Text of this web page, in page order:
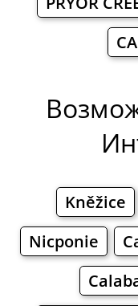
Kněžice
Nicponie